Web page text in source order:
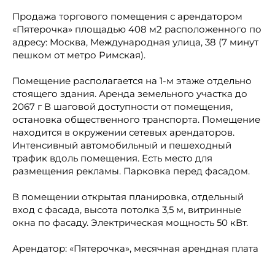
Продажа торгового помещения с арендатором
«Пятерочка» площадью 408 м2 расположенного по
адресу: Москва, Международная улица, 38 (7 минут
пешком от метро Римская).
Помещение располагается на 1-м этаже отдельно
стоящего здания. Аренда земельного участка до
2067 г В шаговой доступности от помещения,
остановка общественного транспорта. Помещение
находится в окружении сетевых арендаторов.
Интенсивный автомобильный и пешеходный
трафик вдоль помещения. Есть место для
размещения рекламы. Парковка перед фасадом.
В помещении открытая планировка, отдельный
вход с фасада, высота потолка 3,5 м, витринные
окна по фасаду. Электрическая мощность 50 кВт.
Арендатор: «Пятерочка», месячная арендная плата